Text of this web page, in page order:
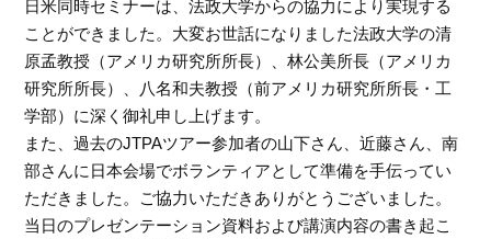
日米同時セミナーは、法政大学からの協力により実現する
ことができました。大変お世話になりました法政大学の清
原孟教授（アメリカ研究所所長）、林公美所長（アメリカ
研究所所長）、八名和夫教授（前アメリカ研究所所長・工
学部）に深く御礼申し上げます。
また、過去のJTPAツアー参加者の山下さん、近藤さん、南
部さんに日本会場でボランティアとして準備を手伝ってい
ただきました。ご協力いただきありがとうございました。
当日のプレゼンテーション資料および講演内容の書き起こ